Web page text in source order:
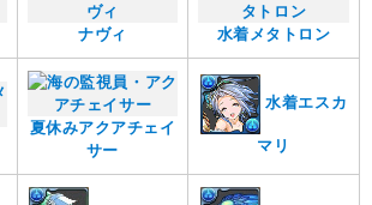
ナヴィ 水着メタトロン
夏休みアクアチェイ
サー
水着エスカ
マリ